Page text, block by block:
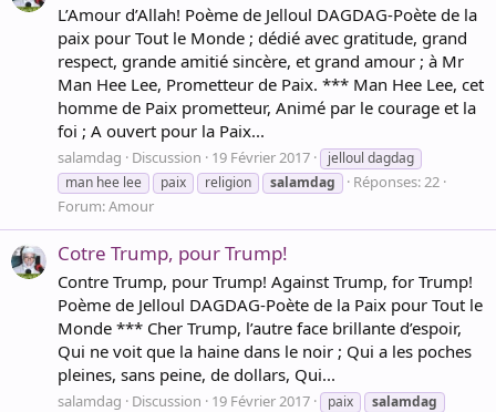
L’Amour d’Allah! Poème de Jelloul DAGDAG-Poète de la
paix pour Tout le Monde ; dédié avec gratitude, grand
respect, grande amitié sincère, et grand amour ; à Mr
Man Hee Lee, Prometteur de Paix. *** Man Hee Lee, cet
homme de Paix prometteur, Animé par le courage et la
foi ; A ouvert pour la Paix...
salamdag Discussion 19 Février 2017
jelloul dagdag
man hee lee
paix religion salamdag
Réponses: 22
Forum:Amour
Cotre Trump, pour Trump!
Contre Trump, pour Trump! Against Trump, for Trump!
Poème de Jelloul DAGDAG-Poète de la Paix pour Tout le
Monde *** Cher Trump, l’autre face brillante d’espoir,
Qui ne voit que la haine dans le noir ; Qui a les poches
pleines, sans peine, de dollars, Qui...
salamdag Discussion 19 Février 2017 paix
salamdag